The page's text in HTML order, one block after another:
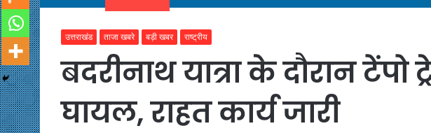
उत्तराखंड ताजा खबरे बड़ी खबर राष्ट्रीय
बदरीनाथ यात्रा के दौरान
घायल, राहत कार्य जारी